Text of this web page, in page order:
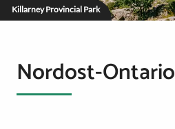
Killarney Provincial Park
Nordost-Ontario